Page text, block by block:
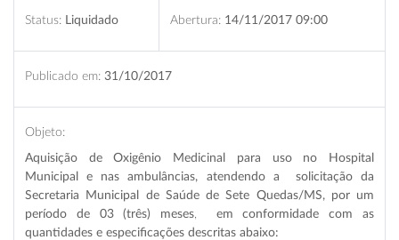
Status: Liquidado Abertura: 14/11/2017 09:00
Publicado em: 31/10/2017
Objeto:
Aquisição de Oxigênio Medicinal para uso no Hospital
Municipal e nas ambulâncias, atendendo a solicitação da
Secretaria Municipal de Saúde de Sete Quedas/MS, por um
período de 03 (três) meses
em conformidade com as
quantidades e especificações descritas abaixo: